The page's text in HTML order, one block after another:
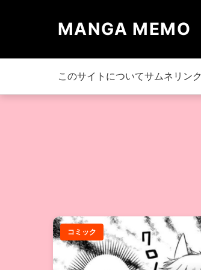
MANGA MEMO
このサイトについてサムネリンク
コミック